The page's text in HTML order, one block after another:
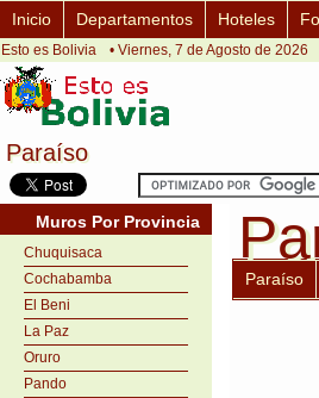
Paraíso
Paraíso
Inicio Departamentos Hoteles
Esto es Bolivia • Viernes, 7 de Agosto de 2026
Muros Por Provincia
Chuquisaca
Cochabamba
El Beni
La Paz
Oruro
Pando
Paraíso